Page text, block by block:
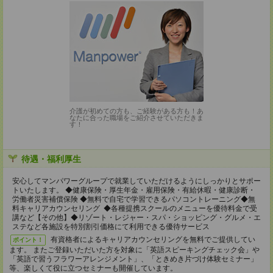
介護が初めての方も、ご経験がある方も！あ
なたに合った職場をご紹介させていただきま
す！
待遇・福利厚生
安心してマンパワーグループで就業していただけるようにしっかりとサポー
トいたします。 ◆健康保険・厚生年金・雇用保険・有給休暇・健康診断・
労働者災害補償保険 ◆無料で自宅で学習できるパソコントレーニング◆無
料キャリアカウンセリング ◆各種提携スクールのメニューを優待料金で受
講など【その他】◆リゾート・レジャー・スパ・ショッピング・グルメ・エ
ステなど各施設を特別割引価格にて利用できる優待サービス
ポイント！
有資格者によるキャリアカウンセリングを無料でご提供してい
ます。 またご登録いただいた方を対象に「英語スピーキングチェック会」や
「英語で習うフラワーアレンジメント」、「ときめき片づけ体験セミナー」
等、楽しくて役に立つセミナーも開催しています。